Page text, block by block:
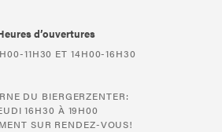
d’ouvertures
11H30 ET 14H00-16H30
DU BIERGERZENTER:
16H30 À 19H00
SUR RENDEZ-VOUS!